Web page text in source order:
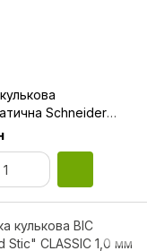
Schneider
жовтий
пише синім